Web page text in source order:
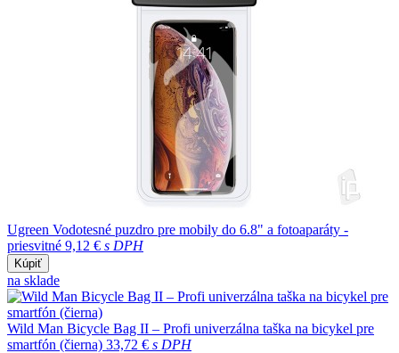
Ugreen Vodotesné puzdro pre mobily do 6.8" a fotoaparáty -
priesvitné 9,12 € s DPH
Kúpiť
na sklade
Wild Man Bicycle Bag II – Profi univerzálna taška na bicykel pre
smartfón (čierna) 33,72 € s DPH